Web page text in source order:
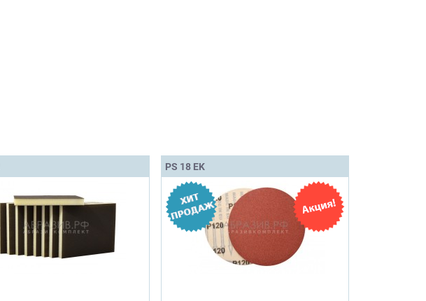
PS 18 EK